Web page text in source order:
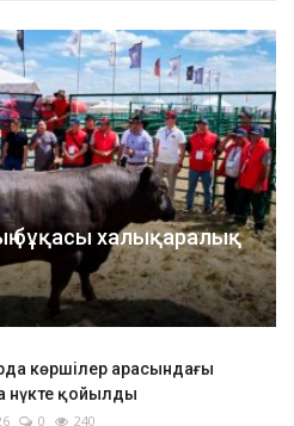
бұқасы халықаралық
көршілер арасындағы
нүкте қойылды
0 240